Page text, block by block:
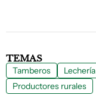
TEMAS
Tamberos Lechería
Productores rurales